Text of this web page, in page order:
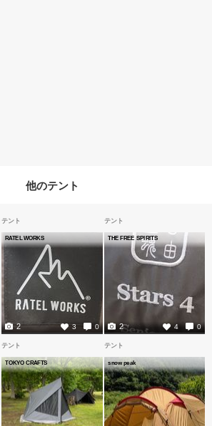
他のテント
テント
RATEL WORKS
3 0
2
テント
THE FREE SPIRITS
4 0
2
テント
TOKYO CRAFTS
テント
snow peak